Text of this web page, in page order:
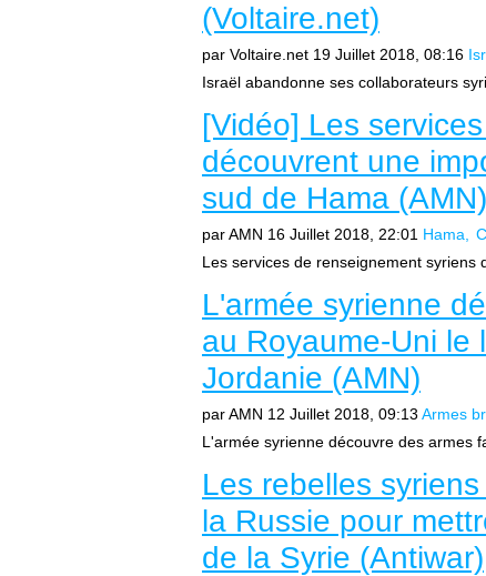
(Voltaire.net)
par Voltaire.net 19 Juillet 2018, 08:16
Israël abandonne ses collaborateurs
[Vidéo] Les
découvrent une
sud de Hama (AMN)
par AMN 16 Juillet 2018, 22:01 Hama
Les services de renseignement syriens
L'armée syrienne
au Royaume-Uni le
Jordanie (AMN)
par AMN 12 Juillet 2018, 09:13 Armes
L'armée syrienne découvre des armes
Les rebelles
la Russie pour
de la Syrie (Antiwar)